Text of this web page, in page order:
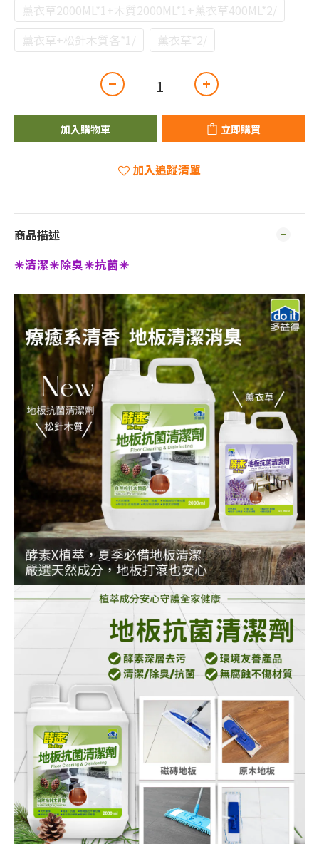
薰衣草2000ML*1+木質2000ML*1+薰衣草400ML*2/
薰衣草+松針木質各*1/
薰衣草*2/
加入購物車 立即購買
加入追蹤清單
商品描述
✴️清潔✴️除臭✴️抗菌✴️